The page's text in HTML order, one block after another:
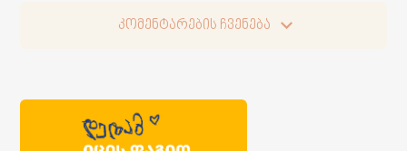
კომენტარების ჩვენება